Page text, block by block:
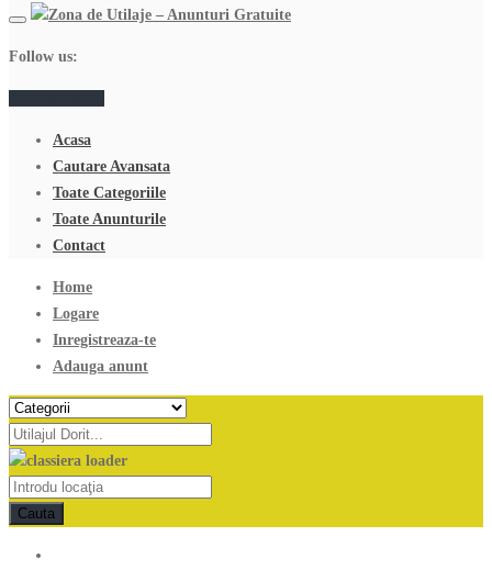
Follow us:
Acasa
Cautare Avansata
Toate Categoriile
Toate Anunturile
Contact
Home
Logare
Inregistreaza-te
Adauga anunt
Cauta